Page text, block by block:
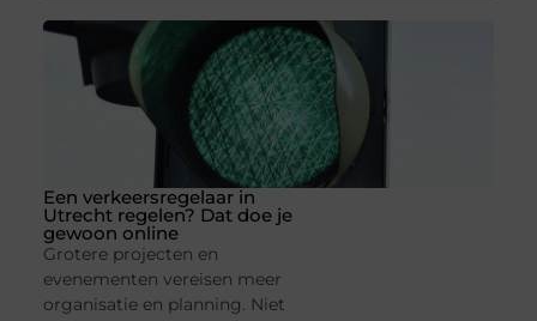
Een verkeersregelaar in
Utrecht regelen? Dat doe je
gewoon online
Grotere projecten en
evenementen vereisen meer
organisatie en planning. Niet